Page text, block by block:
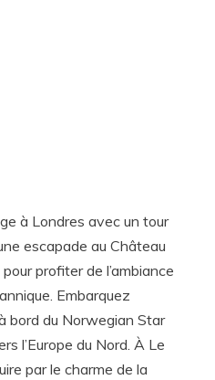
à Londres avec un tour
escapade au Château
profiter de l’ambiance
Embarquez
bord du Norwegian Star
l’Europe du Nord. À Le
par le charme de la